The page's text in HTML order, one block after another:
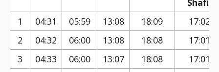
Shafi)
1
04:31 05:59 13:08 18:09
17:02
2
04:32 06:00 13:08 18:08
17:01
3
04:33 06:00 13:07 18:08
17:01